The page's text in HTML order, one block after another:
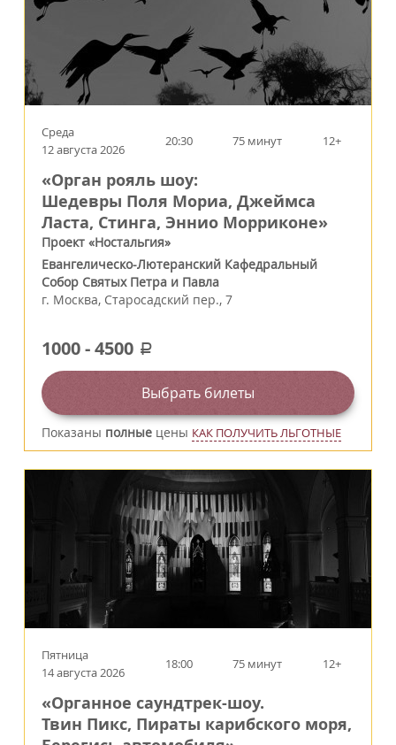
Среда
12 августа 2026
20:30 75 минут 12+
«Орган рояль шоу:
Шедевры Поля Мориа, Джеймса
Ласта, Стинга, Эннио Морриконе»
Проект «Ностальгия»
Евангелическо-Лютеранский Кафедральный
Собор Святых Петра и Павла
г. Москва, Старосадский пер., 7
1000-4500 a
Выбрать билеты
Показаны полные цены КАК ПОЛУЧИТЬ ЛЬГОТНЫЕ
Пятница
14 августа 2026
18:00 75 минут 12+
«Органное саундтрек-шоу.
Твин Пикс, Пираты карибского моря,